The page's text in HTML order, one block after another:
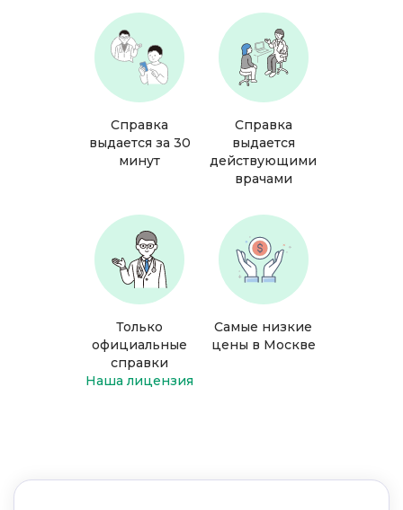
Справка
выдается за 30
минут
Справка
выдается
действующими
врачами
Только
официальные
справки
Наша лицензия
Самые низкие
цены в Москве